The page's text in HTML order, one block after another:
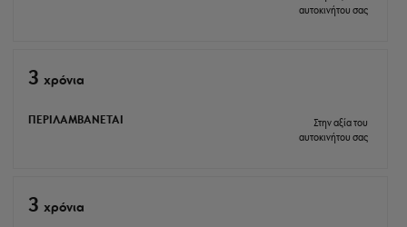
αυτοκινήτου σας
3 xρόνια
ΠΕΡΙΛΑΜΒΑΝΕΤΑΙ
Στην αξία του
αυτοκινήτου σας
3 xρόνια